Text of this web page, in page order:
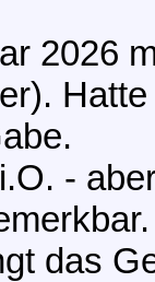
2026
-
das